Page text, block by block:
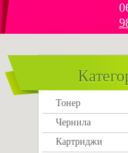
Тонер
Чернила
Картриджи